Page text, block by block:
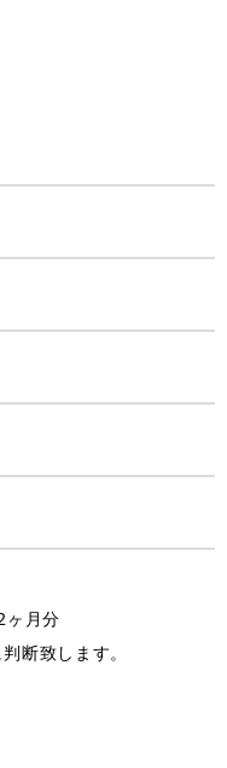
ヶ月分
断致します。